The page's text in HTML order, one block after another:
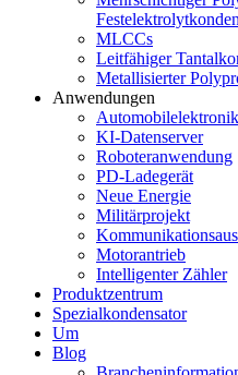
MLCCs
Leitfähiger
Metallisierter
Anwendungen
Automobilelektronik
KI-Datenserver
Roboteranwendung
PD-Ladegerät
Neue Energie
Militärprojekt
Motorantrieb
Intelligenter Zähler
Produktzentrum
Spezialkondensator
Um
Blog